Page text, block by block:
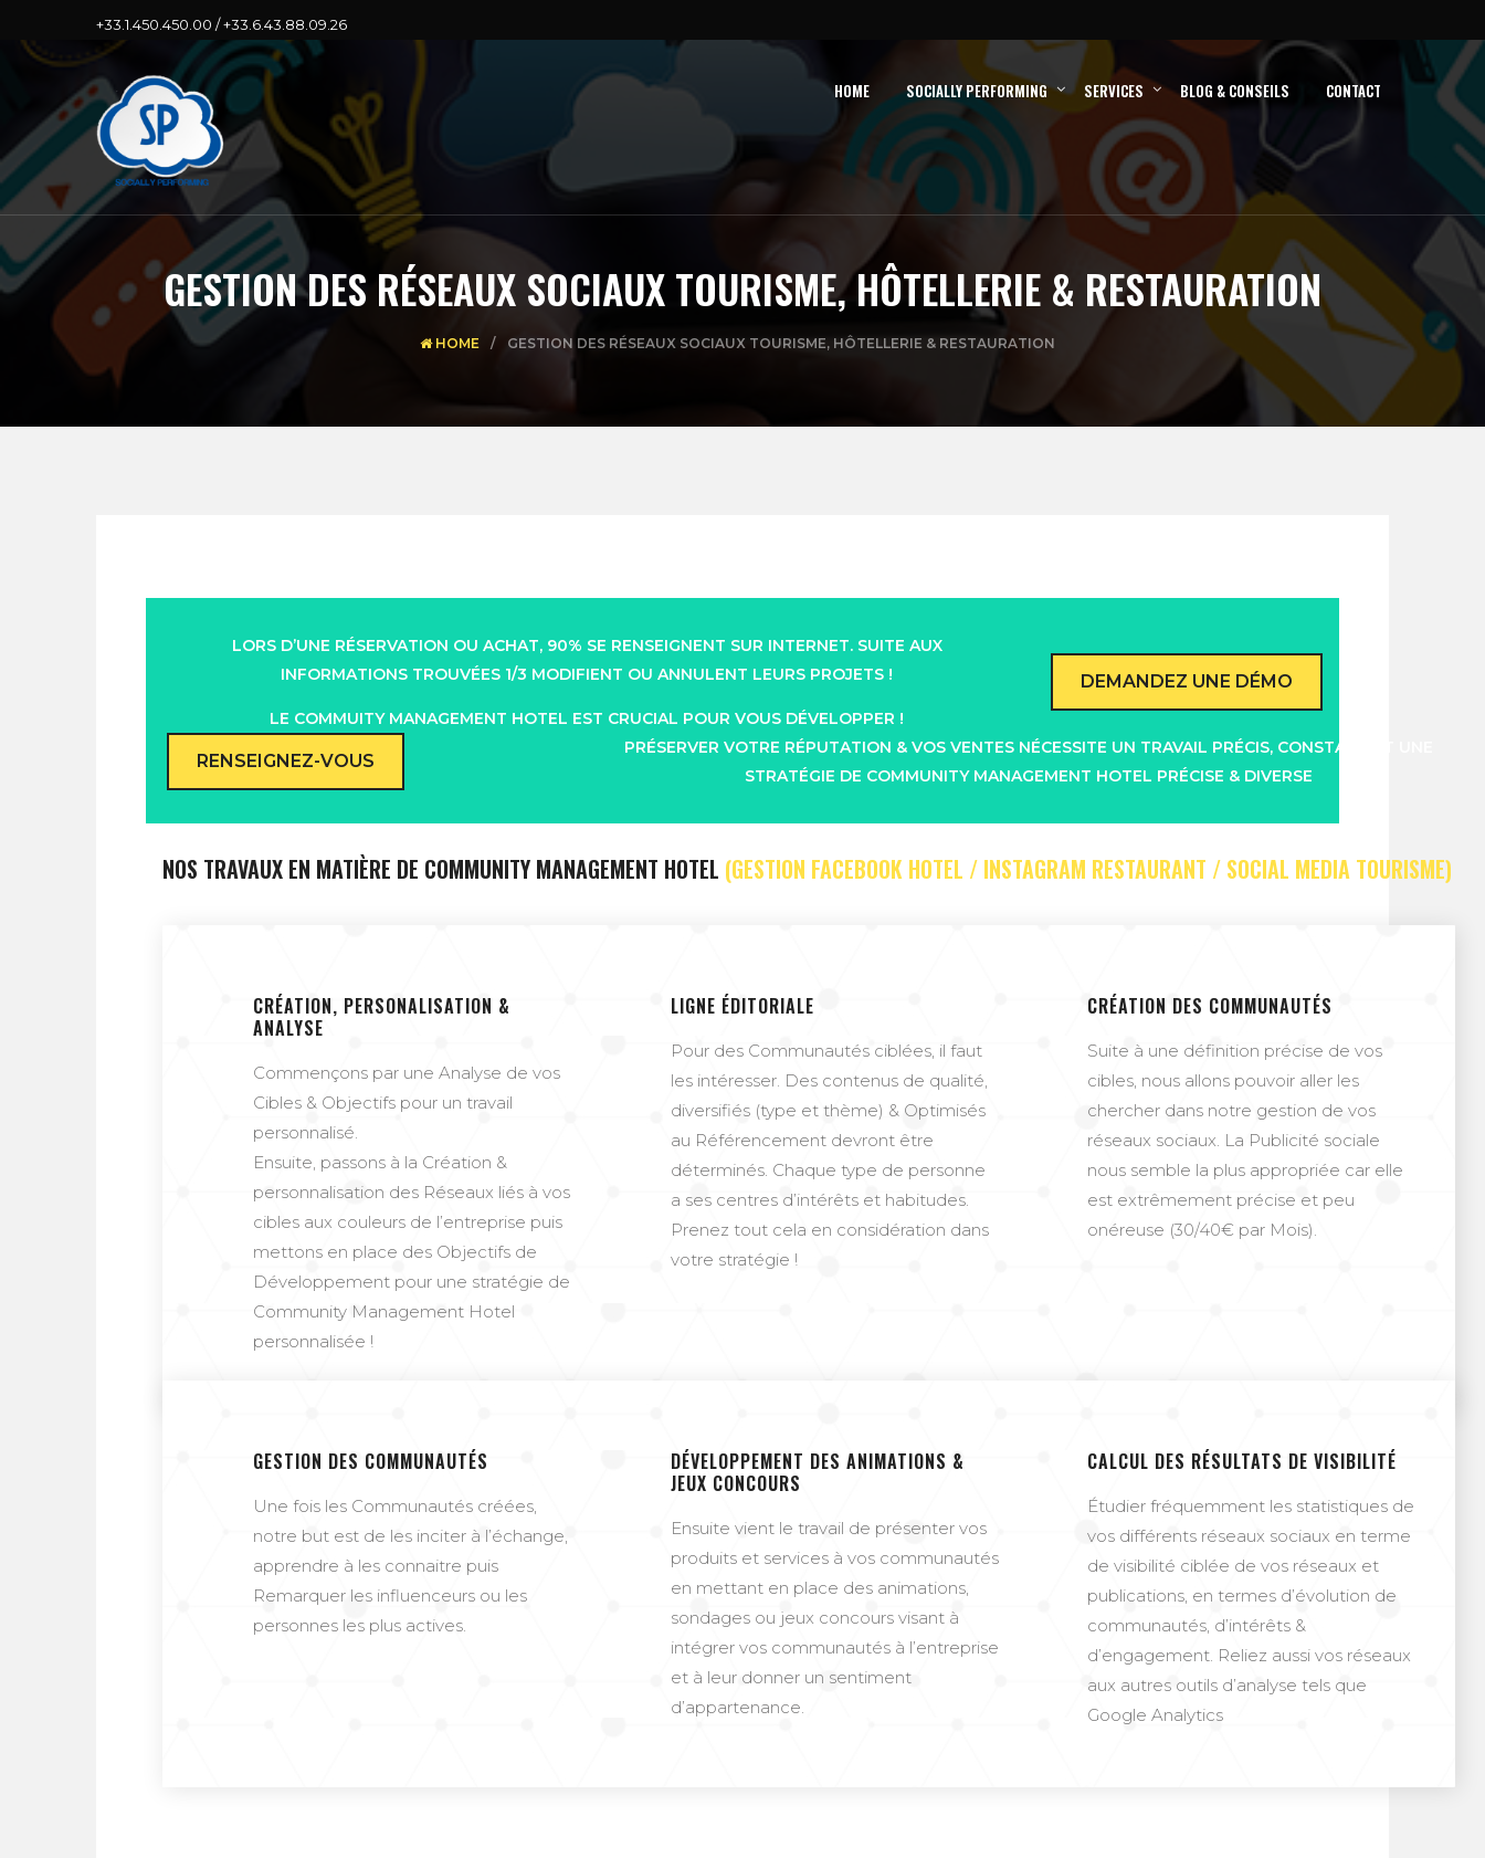
+33.1.450.450.00 / +33.6.43.88.09.26
HOME SOCIALLY PERFORMING SERVICES BLOG & CONSEILS CONTACT
GESTION DES RÉSEAUX SOCIAUX TOURISME, HÔTELLERIE & RESTAURATION
HOME GESTION DES RÉSEAUX SOCIAUX TOURISME, HÔTELLERIE & RESTAURATION
LORS D’UNE RÉSERVATION OU ACHAT, 90% SE RENSEIGNENT SUR INTERNET. SUITE AUX
INFORMATIONS TROUVÉES 1/3 MODIFIENT OU ANNULENT LEURS PROJETS !
LE COMMUITY MANAGEMENT HOTEL EST CRUCIAL POUR VOUS DÉVELOPPER !
DEMANDEZ UNE DÉMO
RENSEIGNEZ-VOUS
PRÉSERVER VOTRE RÉPUTATION & VOS VENTES NÉCESSITE UN TRAVAIL PRÉCIS, CONSTANT ET UNE
STRATÉGIE DE COMMUNITY MANAGEMENT HOTEL PRÉCISE & DIVERSE
NOS TRAVAUX EN MATIÈRE DE COMMUNITY MANAGEMENT HOTEL (GESTION FACEBOOK HOTEL / INSTAGRAM RESTAURANT / SOCIAL MEDIA TOURISME)
CRÉATION, PERSONALISATION &
ANALYSE
Commençons par une Analyse de vos
Cibles & Objectifs pour un travail
personnalisé.
Ensuite, passons à la Création &
personnalisation des Réseaux liés à vos
cibles aux couleurs de l’entreprise puis
mettons en place des Objectifs de
Développement pour une stratégie de
Community Management Hotel
personnalisée !
LIGNE ÉDITORIALE
Pour des Communautés ciblées, il faut
les intéresser. Des contenus de qualité,
diversifiés (type et thème) & Optimisés
au Référencement devront être
déterminés. Chaque type de personne
a ses centres d’intérêts et habitudes.
Prenez tout cela en considération dans
votre stratégie !
CRÉATION DES COMMUNAUTÉS
Suite à une définition précise de vos
cibles, nous allons pouvoir aller les
chercher dans notre gestion de vos
réseaux sociaux. La Publicité sociale
nous semble la plus appropriée car elle
est extrêmement précise et peu
onéreuse (30/40€ par Mois).
GESTION DES COMMUNAUTÉS
Une fois les Communautés créées,
notre but est de les inciter à l’échange,
apprendre à les connaitre puis
Remarquer les influenceurs ou les
personnes les plus actives.
DÉVELOPPEMENT DES ANIMATIONS &
JEUX CONCOURS
Ensuite vient le travail de présenter vos
produits et services à vos communautés
en mettant en place des animations,
sondages ou jeux concours visant à
intégrer vos communautés à l’entreprise
et à leur donner un sentiment
d’appartenance.
CALCUL DES RÉSULTATS DE VISIBILITÉ
Étudier fréquemment les statistiques de
vos différents réseaux sociaux en terme
de visibilité ciblée de vos réseaux et
publications, en termes d’évolution de
communautés, d’intérêts &
d’engagement. Reliez aussi vos réseaux
aux autres outils d’analyse tels que
Google Analytics